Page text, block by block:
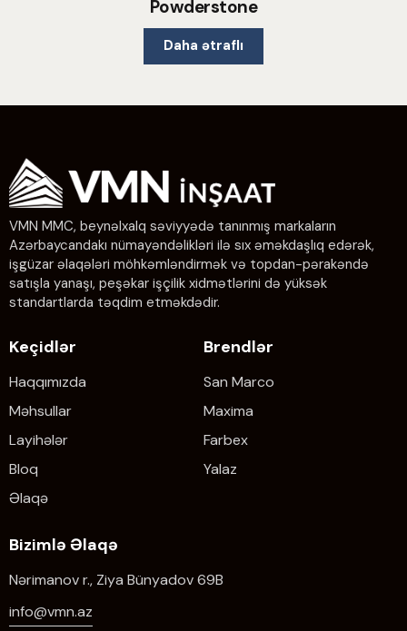
Powderstone
Daha ətraflı
VMN MMC, beynəlxalq səviyyədə tanınmış markaların
Azərbaycandakı nümayəndəlikləri ilə sıx əməkdaşlıq edərək,
işgüzar əlaqələri möhkəmləndirmək və topdan-pərakəndə
satışla yanaşı, peşəkar işçilik xidmətlərini də yüksək
standartlarda təqdim etməkdədir.
Keçidlər
Haqqımızda
Məhsullar
Layihələr
Bloq
Əlaqə
Brendlər
San Marco
Maxima
Farbex
Yalaz
Bizimlə Əlaqə
Nərimanov r., Ziya Bünyadov 69B
info@vmn.az